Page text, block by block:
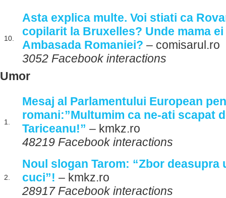
10.
Asta explica multe. Voi stiati ca
copilarit la Bruxelles? Unde mama
Ambasada Romaniei? – comisarul.ro
3052 Facebook interactions
Umor
1.
Mesaj al Parlamentului European
romani:”Multumim ca ne-ati scapat
Tariceanu!” – kmkz.ro
48219 Facebook interactions
2.
Noul slogan Tarom: “Zbor deasupra
cuci”! – kmkz.ro
28917 Facebook interactions